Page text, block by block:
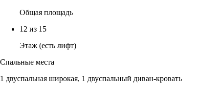
Общая площадь
12 из 15
Этаж (есть лифт)
Спальные места
1 двуспальная широкая, 1 двуспальный диван-кровать